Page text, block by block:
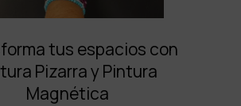
tus espacios con
Pizarra y Pintura
Magnética